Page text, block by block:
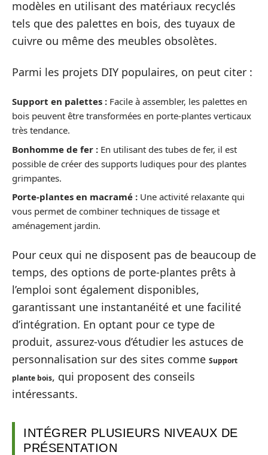
modèles en utilisant des matériaux recyclés
tels que des palettes en bois, des tuyaux de
cuivre ou même des meubles obsolètes.
Parmi les projets DIY populaires, on peut citer :
Support en palettes : Facile à assembler, les palettes en
bois peuvent être transformées en porte-plantes verticaux
très tendance.
Bonhomme de fer : En utilisant des tubes de fer, il est
possible de créer des supports ludiques pour des plantes
grimpantes.
Porte-plantes en macramé : Une activité relaxante qui
vous permet de combiner techniques de tissage et
aménagement jardin.
Pour ceux qui ne disposent pas de beaucoup de
temps, des options de porte-plantes prêts à
l’emploi sont également disponibles,
garantissant une instantanéité et une facilité
d’intégration. En optant pour ce type de
produit, assurez-vous d’étudier les astuces de
personnalisation sur des sites comme Support
plante bois, qui proposent des conseils
intéressants.
INTÉGRER PLUSIEURS NIVEAUX DE
PRÉSENTATION